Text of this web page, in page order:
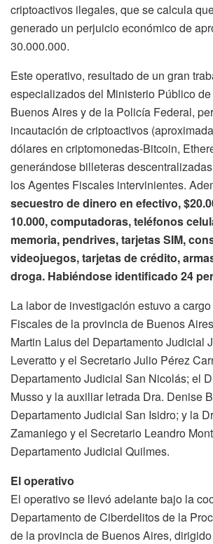
criptoactivos ilegales, que se calcula
generado un perjuicio económico de
30.000.000.
Este operativo, resultado de un gran
especializados del Ministerio Público
Buenos Aires y de la Policía Federal,
incautación de criptoactivos
dólares en criptomonedas-Bitcoin,
generándose billeteras
los Agentes Fiscales intervinientes.
secuestro de dinero en efectivo,
10.000, computadoras, teléfonos
memoria, pendrives, tarjetas SIM,
videojuegos, tarjetas de crédito,
droga. Habiéndose identificado 24
La labor de investigación estuvo a
Fiscales de la provincia de Buenos
Martin Laius del Departamento Judicial
Leveratto y el Secretario Julio Pérez
Departamento Judicial San Nicolás; el
Musso y la auxiliar letrada Dra. Denise
Departamento Judicial San Isidro; y la
Zamaniego y el Secretario Leandro
Departamento Judicial Quilmes.
El operativo
El operativo se llevó adelante bajo la
Departamento de Ciberdelitos de la
de la provincia de Buenos Aires,